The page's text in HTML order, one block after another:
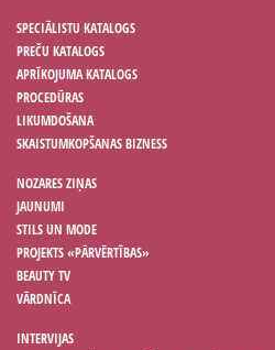
SPECIĀLISTU KATALOGS
PREČU KATALOGS
APRĪKOJUMA KATALOGS
PROCEDŪRAS
LIKUMDOŠANA
SKAISTUMKOPŠANAS BIZNESS
NOZARES ZIŅAS
JAUNUMI
STILS UN MODE
PROJEKTS «PĀRVĒRTĪBAS»
BEAUTY TV
VĀRDNĪCA
INTERVIJAS